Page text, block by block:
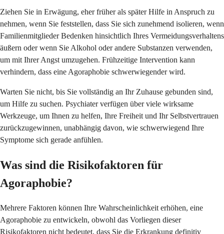
Ziehen Sie in Erwägung, eher früher als später Hilfe in Anspruch zu
nehmen, wenn Sie feststellen, dass Sie sich zunehmend isolieren, wenn
Familienmitglieder Bedenken hinsichtlich Ihres Vermeidungsverhaltens
äußern oder wenn Sie Alkohol oder andere Substanzen verwenden,
um mit Ihrer Angst umzugehen. Frühzeitige Intervention kann
verhindern, dass eine Agoraphobie schwerwiegender wird.
Warten Sie nicht, bis Sie vollständig an Ihr Zuhause gebunden sind,
um Hilfe zu suchen. Psychiater verfügen über viele wirksame
Werkzeuge, um Ihnen zu helfen, Ihre Freiheit und Ihr Selbstvertrauen
zurückzugewinnen, unabhängig davon, wie schwerwiegend Ihre
Symptome sich gerade anfühlen.
Was sind die Risikofaktoren für
Agoraphobie?
Mehrere Faktoren können Ihre Wahrscheinlichkeit erhöhen, eine
Agoraphobie zu entwickeln, obwohl das Vorliegen dieser
Risikofaktoren nicht bedeutet, dass Sie die Erkrankung definitiv